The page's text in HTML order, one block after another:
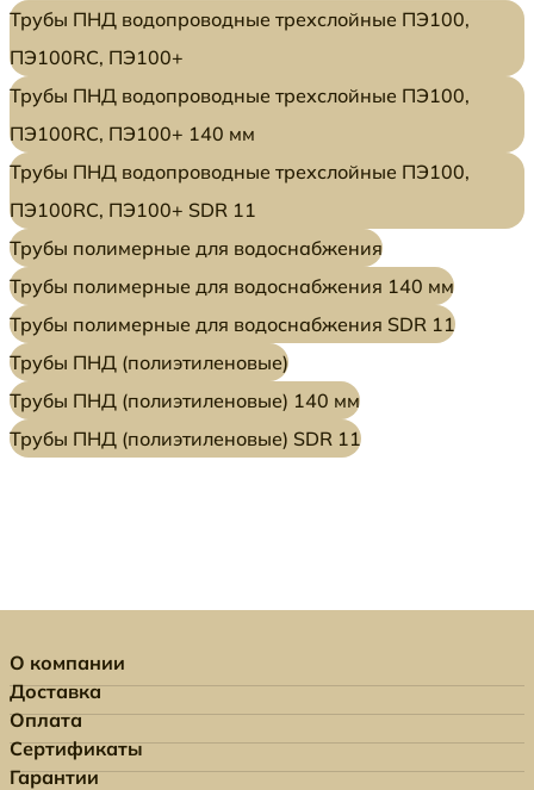
Трубы ПНД водопроводные трехслойные ПЭ100,
ПЭ100RC, ПЭ100+
Трубы ПНД водопроводные трехслойные ПЭ100,
ПЭ100RC, ПЭ100+ 140 мм
Трубы ПНД водопроводные трехслойные ПЭ100,
ПЭ100RC, ПЭ100+ SDR 11
Трубы полимерные для водоснабжения
Трубы полимерные для водоснабжения 140 мм
Трубы полимерные для водоснабжения SDR 11
Трубы ПНД (полиэтиленовые)
Трубы ПНД (полиэтиленовые) 140 мм
Трубы ПНД (полиэтиленовые) SDR 11
О компании
Доставка
Оплата
Сертификаты
Гарантии